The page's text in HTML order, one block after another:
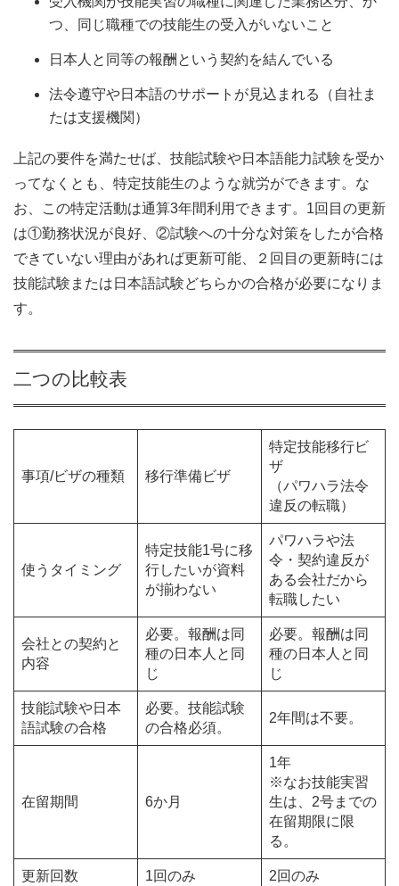
つ、同じ職種での技能生の受入がいないこと
日本人と同等の報酬という契約を結んでいる
法令遵守や日本語のサポートが見込まれる（自社ま
たは支援機関）
上記の要件を満たせば、技能試験や日本語能力試験を受か
ってなくとも、特定技能生のような就労ができます。な
お、この特定活動は通算3年間利用できます。1回目の更新
は①勤務状況が良好、②試験への十分な対策をしたが合格
できていない理由があれば更新可能、２回目の更新時には
技能試験または日本語試験どちらかの合格が必要になりま
す。
二つの比較表
事項/ビザの種類 移行準備ビザ
特定技能移行ビ
ザ
（パワハラ法令
違反の転職）
使うタイミング
特定技能1号に移
行したいが資料
が揃わない
パワハラや法
令・契約違反が
ある会社だから
転職したい
会社との契約と
内容
必要。報酬は同
種の日本人と同
じ
必要。報酬は同
種の日本人と同
じ
技能試験や日本
語試験の合格
必要。技能試験
の合格必須。
2年間は不要。
在留期間 6か月
1年
※なお技能実習
生は、2号までの
在留期限に限
る。
更新回数 1回のみ 2回のみ